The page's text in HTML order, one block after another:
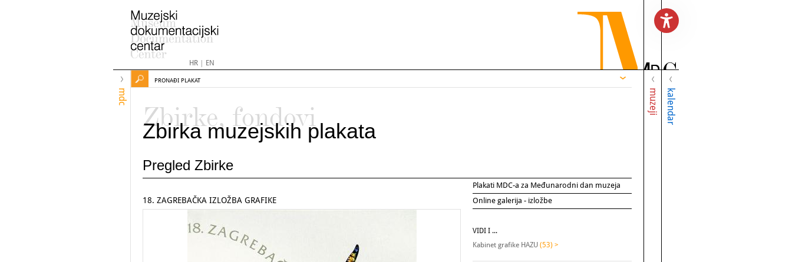
HR| EN
mdc muzeji kalendar
PRONAĐI PLAKAT
Zbirke, fondovi
Zbirka muzejskih plakata
Pregled Zbirke
Plakati MDC-a za Međunarodni dan muzeja
Online galerija - izložbe
18. ZAGREBAČKA IZLOŽBA GRAFIKE
VIDI I ...
Kabinet grafike HAZU (53) >